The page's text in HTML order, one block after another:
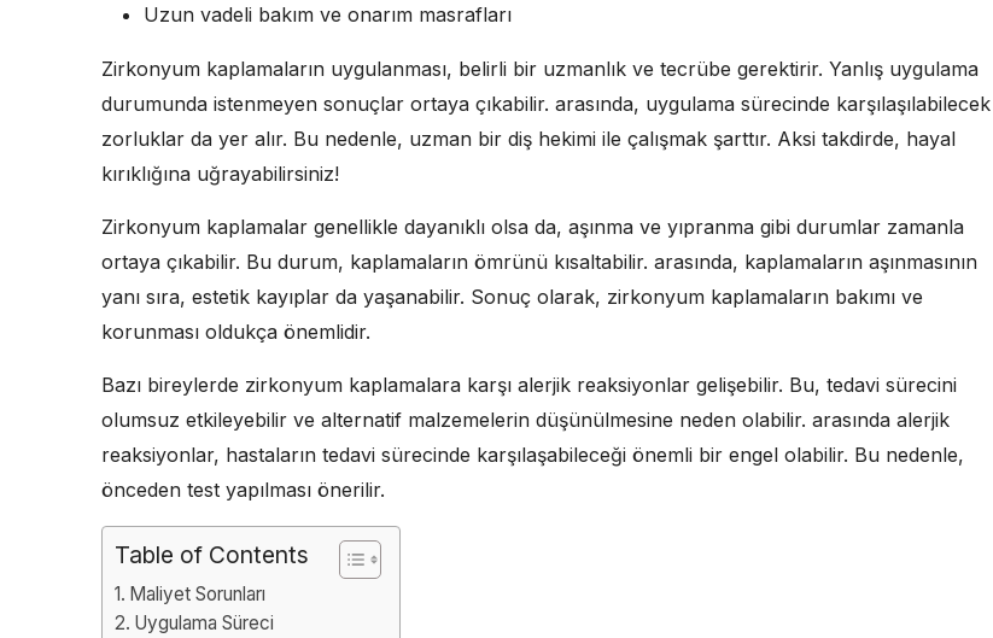
Uzun vadeli bakım ve onarım masrafları
Zirkonyum kaplamaların uygulanması, belirli bir uzmanlık ve tecrübe gerektirir. Yanlış uygulama
durumunda istenmeyen sonuçlar ortaya çıkabilir. arasında, uygulama sürecinde karşılaşılabilecek
zorluklar da yer alır. Bu nedenle, uzman bir diş hekimi ile çalışmak şarttır. Aksi takdirde, hayal
kırıklığına uğrayabilirsiniz!
Zirkonyum kaplamalar genellikle dayanıklı olsa da, aşınma ve yıpranma gibi durumlar zamanla
ortaya çıkabilir. Bu durum, kaplamaların ömrünü kısaltabilir. arasında, kaplamaların aşınmasının
yanı sıra, estetik kayıplar da yaşanabilir. Sonuç olarak, zirkonyum kaplamaların bakımı ve
korunması oldukça önemlidir.
Bazı bireylerde zirkonyum kaplamalara karşı alerjik reaksiyonlar gelişebilir. Bu, tedavi sürecini
olumsuz etkileyebilir ve alternatif malzemelerin düşünülmesine neden olabilir. arasında alerjik
reaksiyonlar, hastaların tedavi sürecinde karşılaşabileceği önemli bir engel olabilir. Bu nedenle,
önceden test yapılması önerilir.
Table of Contents
Maliyet Sorunları
Uygulama Süreci